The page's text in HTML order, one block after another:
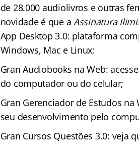
de 28.000 audiolivros e outras
novidade é que aAssinatura
App Desktop 3.0: plataforma
Windows, Mac e Linux;
Gran Audiobooks na Web:
do computador ou do celular;
Gran Gerenciador de Estudos
seu desenvolvimento pelo
Gran Cursos Questões 3.0: veja